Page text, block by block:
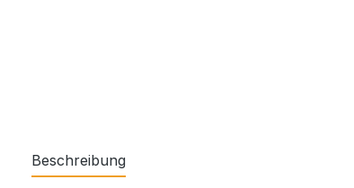
Beschreibung